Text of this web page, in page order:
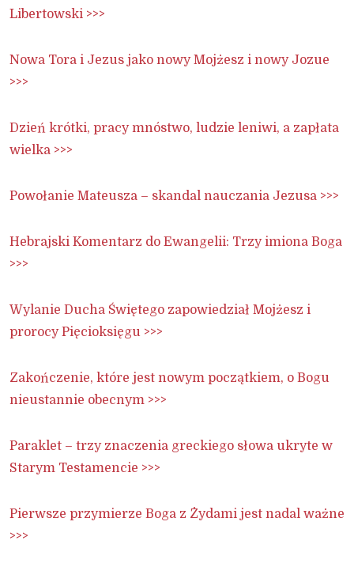
Libertowski >>>
Nowa Tora i Jezus jako nowy Mojżesz i nowy Jozue
>>>
Dzień krótki, pracy mnóstwo, ludzie leniwi, a zapłata
wielka >>>
Powołanie Mateusza – skandal nauczania Jezusa >>>
Hebrajski Komentarz do Ewangelii: Trzy imiona Boga
>>>
Wylanie Ducha Świętego zapowiedział Mojżesz i
prorocy Pięcioksięgu >>>
Zakończenie, które jest nowym początkiem, o Bogu
nieustannie obecnym >>>
Paraklet – trzy znaczenia greckiego słowa ukryte w
Starym Testamencie >>>
Pierwsze przymierze Boga z Żydami jest nadal ważne
>>>